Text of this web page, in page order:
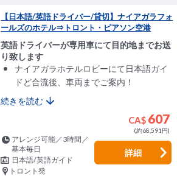
【日本語/英語ドライバー/貸切】ナイアガラフォ
ールズのホテル⇒トロント・ピアソン空港
英語ドライバーが専用車にて目的地までお送
り致します
ナイアガラホテルロビーにて日本語ガイ
ドど合流後、車両までご案内！
続きを読む
CA$ 607
(約68,591円)
アレンジ可能／3時間／
基本毎日
日本語/英語ガイド
トロント発
詳細